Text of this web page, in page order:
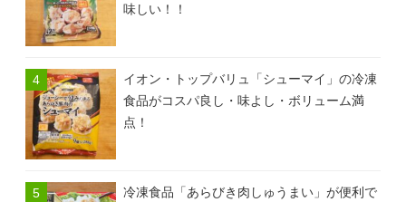
味しい！！
イオン・トップバリュ「シューマイ」の冷凍
食品がコスパ良し・味よし・ボリューム満
点！
冷凍食品「あらびき肉しゅうまい」が便利で